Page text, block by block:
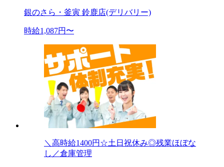
銀のさら・釜寅 鈴鹿店(デリバリー)
時給1,087円〜
＼高時給1400円☆土日祝休み◎残業ほぼな
し／倉庫管理